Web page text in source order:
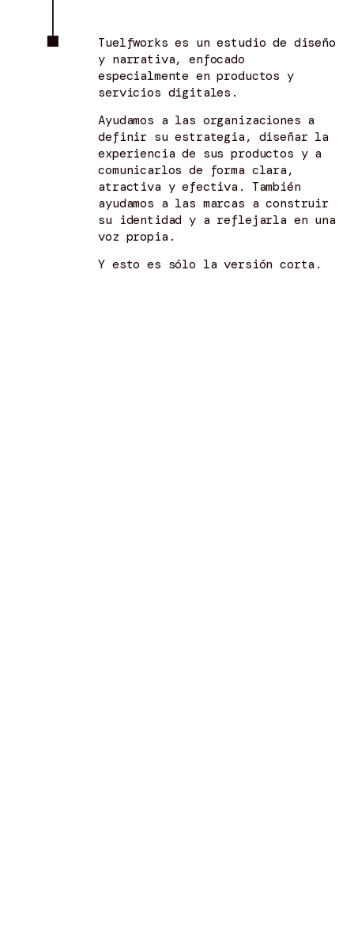
Tuelfworks es un estudio de diseño
y narrativa, enfocado
especialmente en productos y
servicios digitales.
Ayudamos a las organizaciones a
definir su estrategia, diseñar la
experiencia de sus productos y a
comunicarlos de forma clara,
atractiva y efectiva. También
ayudamos a las marcas a construir
su identidad y a reflejarla en una
voz propia.
Y esto es sólo la versión corta.